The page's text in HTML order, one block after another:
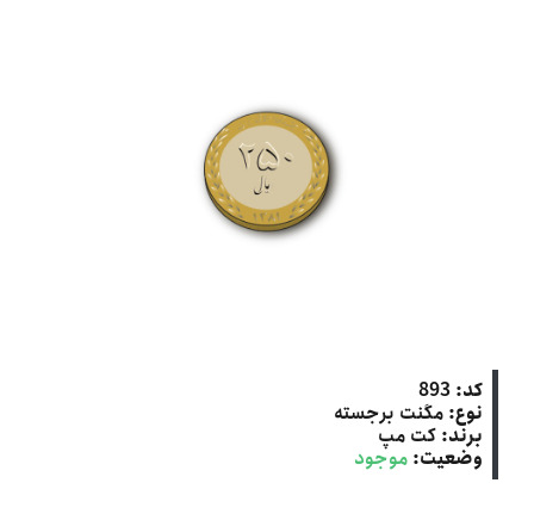
کد: 893
نوع: مگنت برجسته
برند: کت‌ مپ
وضعیت: موجود